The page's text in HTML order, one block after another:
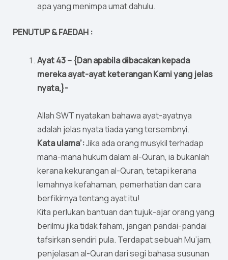
apa yang menimpa umat dahulu.
PENUTUP & FAEDAH :
Ayat 43 – {Dan apabila dibacakan kepada
mereka ayat-ayat keterangan Kami yang jelas
nyata,}-
Allah SWT nyatakan bahawa ayat-ayatnya
adalah jelas nyata tiada yang tersembnyi.
Kata ulama’:Jika ada orang musykil terhadap
mana-mana hukum dalam al-Quran, ia bukanlah
kerana kekurangan al-Quran, tetapi kerana
lemahnya kefahaman, pemerhatian dan cara
berfikirnya tentang ayat itu!
Kita perlukan bantuan dan tujuk-ajar orang yang
berilmu jika tidak faham, jangan pandai-pandai
tafsirkan sendiri pula. Terdapat sebuah Mu’jam,
penjelasan al-Quran dari segi bahasa susunan